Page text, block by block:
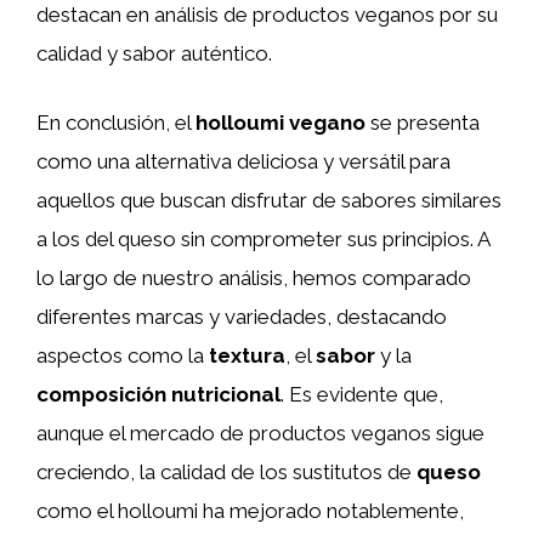
destacan en análisis de productos veganos por su
calidad y sabor auténtico.
En conclusión, el holloumi vegano se presenta
como una alternativa deliciosa y versátil para
aquellos que buscan disfrutar de sabores similares
a los del queso sin comprometer sus principios. A
lo largo de nuestro análisis, hemos comparado
diferentes marcas y variedades, destacando
aspectos como la textura, elsabor y la
composición nutricional. Es evidente que,
aunque el mercado de productos veganos sigue
creciendo, la calidad de los sustitutos de queso
como el holloumi ha mejorado notablemente,